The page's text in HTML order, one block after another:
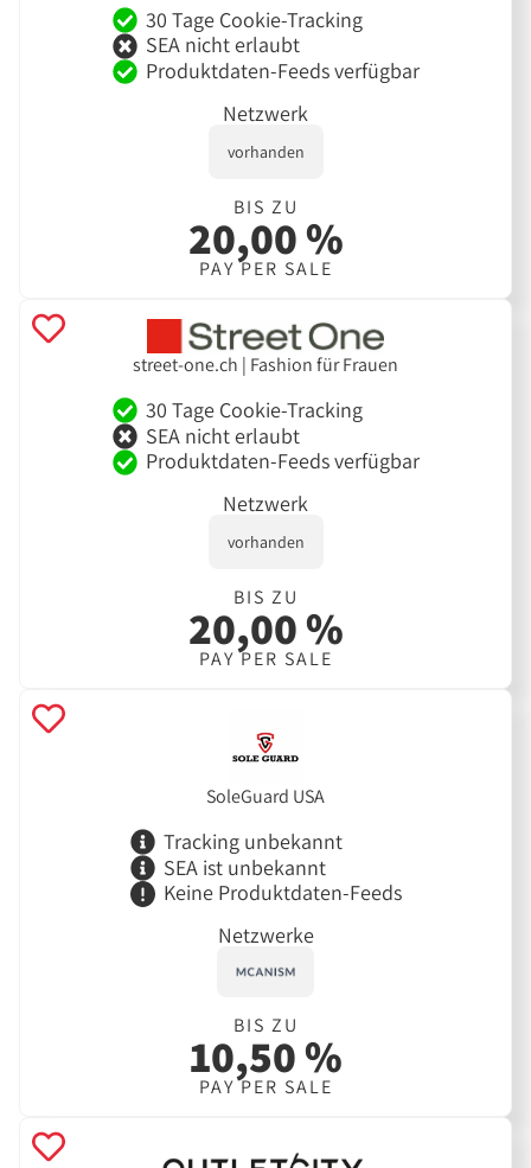
30 Tage Cookie-Tracking
SEA nicht erlaubt
Produktdaten-Feeds verfügbar
Netzwerk
vorhanden
BIS ZU
20,00 %
PAY PER SALE
street-one.ch | Fashion für Frauen
30 Tage Cookie-Tracking
SEA nicht erlaubt
Produktdaten-Feeds verfügbar
Netzwerk
vorhanden
BIS ZU
20,00 %
PAY PER SALE
SoleGuard USA
Tracking unbekannt
SEA ist unbekannt
Keine Produktdaten-Feeds
Netzwerke
BIS ZU
10,50 %
PAY PER SALE